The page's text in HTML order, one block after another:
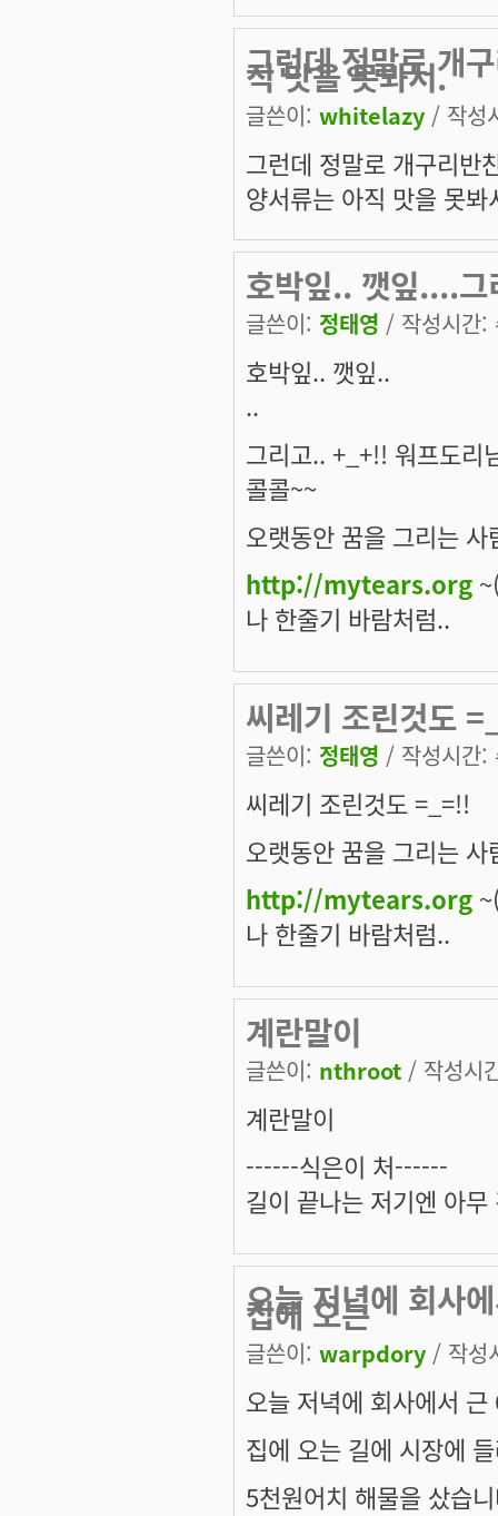
그런데 정말로 개
직 맛을 못봐서.
글쓴이: whitelazy / 작성
그런데 정말로 개구리반
양서류는 아직 맛을 못봐
호박잎.. 깻잎....
글쓴이: 정태영 / 작성시간
호박잎.. 깻잎..
..
그리고.. +_+!! 워프도리
콜콜~~
오랫동안 꿈을 그리는
http://mytears.org
나 한줄기 바람처럼..
씨레기 조린것도
글쓴이: 정태영 / 작성시간
씨레기 조린것도 =_=!!
오랫동안 꿈을 그리는
http://mytears.org
나 한줄기 바람처럼..
계란말이
글쓴이: nthroot / 작성시
계란말이
------식은이 처------
길이 끝나는 저기엔 아
오늘 저녁에 회사
집에 오는
글쓴이: warpdory / 작성
오늘 저녁에 회사에서
집에 오는 길에 시장에
5천원어치 해물을 샀습